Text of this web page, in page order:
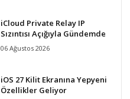
iCloud Private Relay IP
Sızıntısı Açığıyla Gündemde
06 Ağustos 2026
iOS 27 Kilit Ekranına Yepyeni
Özellikler Geliyor